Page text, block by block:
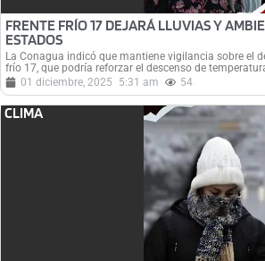
FRENTE FRÍO 17 DEJARÁ LLUVIAS Y
ESTADOS
La Conagua indicó que mantiene vigilancia sobre el
frío 17, que podría reforzar el descenso de
01 diciembre, 2025
5:31 am 54
CLIMA